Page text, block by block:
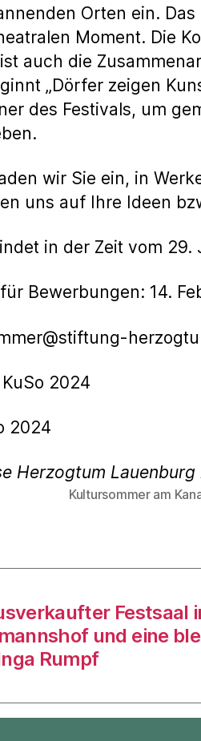
Orten ein.
Moment. Die
auch die
„Dörfer zeigen
des Festivals, um
wir Sie ein, in
uns auf Ihre Ideen
in der Zeit vom
Bewerbungen: 14.
2024
2024
Herzogtum
Schlagwörter
Kultursommer am
Festsaal
und eine
Rumpf